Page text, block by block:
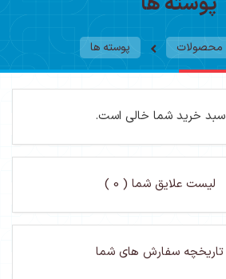
محصولات پوسته ها
سبد خرید شما خالی است.
لیست علایق شما ( 0 )
تاریخچه سفارش های شما